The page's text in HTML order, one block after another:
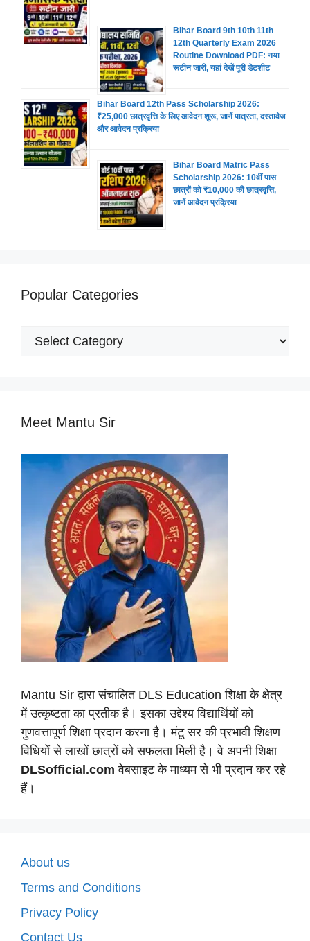
Bihar Board 9th 10th 11th
12th Quarterly Exam 2026
Routine Download PDF: नया
रूटीन जारी, यहां देखें पूरी डेटशीट
Bihar Board 12th Pass Scholarship 2026:
₹25,000 छात्रवृत्ति के लिए आवेदन शुरू, जानें पात्रता, दस्तावेज
और आवेदन प्रक्रिया
Bihar Board Matric Pass
Scholarship 2026: 10वीं पास
छात्रों को ₹10,000 की छात्रवृत्ति,
जानें आवेदन प्रक्रिया
Popular Categories
Popular
Meet Mantu Sir
Mantu Sir द्वारा संचालित DLS Education शिक्षा के क्षेत्र
में उत्कृष्टता का प्रतीक है। इसका उद्देश्य विद्यार्थियों को
गुणवत्तापूर्ण शिक्षा प्रदान करना है। मंटू सर की प्रभावी शिक्षण
विधियों से लाखों छात्रों को सफलता मिली है। वे अपनी शिक्षा
DLSofficial.com वेबसाइट के माध्यम से भी प्रदान कर रहे
हैं।
About us
Terms and Conditions
Privacy Policy
Contact Us